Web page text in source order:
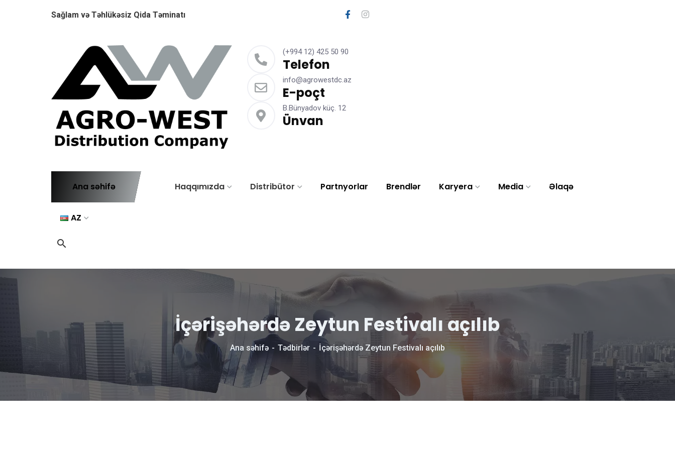
Sağlam və Təhlükəsiz Qida Təminatı
Telefon
(+994 12) 425 50 90
E-poçt
info@agrowestdc.az
Ünvan
B.Bünyadov küç. 12
Ana səhifə Haqqımızda Distribütor Partnyorlar Brendlər Karyera Media Əlaqə
AZ
İçərişəhərdə Zeytun Festivalı açılıb
Ana səhifə Tədbirlər İçərişəhərdə Zeytun Festivalı açılıb